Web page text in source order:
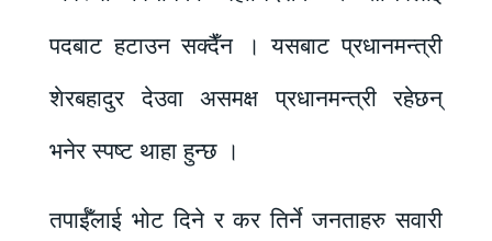
पदबाट हटाउन सक्दैँन । यसबाट प्रधानमन्त्री
शेरबहादुर देउवा असमक्ष प्रधानमन्त्री रहेछन्
भनेर स्पष्ट थाहा हुन्छ ।
तपाईँलाई भोट दिने र कर तिर्ने जनताहरु सवारी